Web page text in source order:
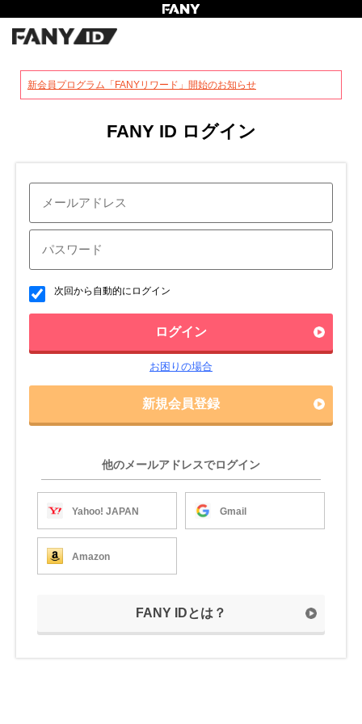
新会員プログラム「FANYリワード」開始のお知らせ
FANY ID ログイン
次回から自動的にログイン
ログイン
お困りの場合
新規会員登録
他のメールアドレスでログイン
Yahoo! JAPAN Gmail
Amazon
FANY IDとは？